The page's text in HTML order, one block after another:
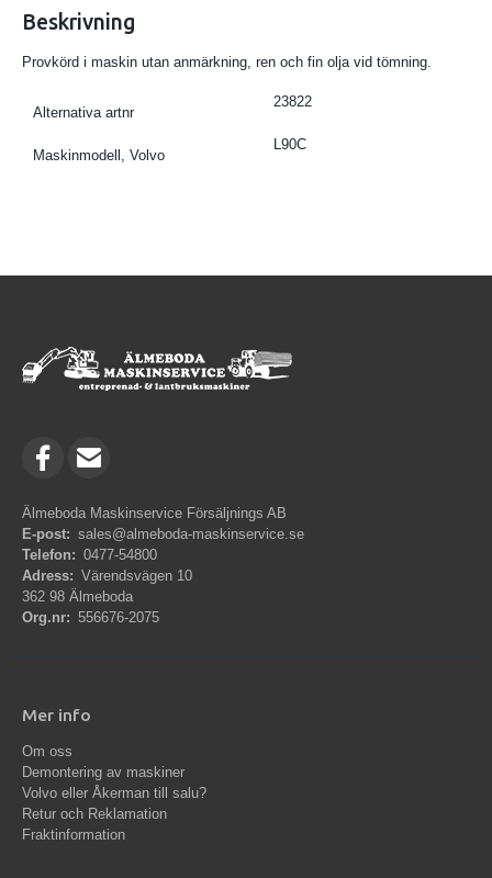
Beskrivning
Provkörd i maskin utan anmärkning, ren och fin olja vid tömning.
Alternativa artnr
23822
Maskinmodell, Volvo
L90C
Älmeboda Maskinservice Försäljnings AB
E-post: sales@almeboda-maskinservice.se
Telefon: 0477-54800
Adress: Värendsvägen 10
362 98 Älmeboda
Org.nr: 556676-2075
Mer info
Om oss
Demontering av maskiner
Volvo eller Åkerman till salu?
Retur och Reklamation
Fraktinformation